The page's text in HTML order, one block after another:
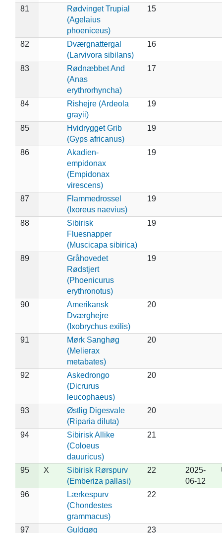
81
Rødvinget Trupial
(Agelaius
phoeniceus)
15
82
Dværgnattergal
(Larvivora sibilans)
16
83
Rødnæbbet And
(Anas
erythrorhyncha)
17
84
Rishejre (Ardeola
grayii)
19
85
Hvidrygget Grib
(Gyps africanus)
19
86
Akadien-
empidonax
(Empidonax
virescens)
19
87
Flammedrossel
(Ixoreus naevius)
19
88
Sibirisk
Fluesnapper
(Muscicapa sibirica)
19
89
Gråhovedet
Rødstjert
(Phoenicurus
erythronotus)
19
90
Amerikansk
Dværghejre
(Ixobrychus exilis)
20
91
Mørk Sanghøg
(Melierax
metabates)
20
92
Askedrongo
(Dicrurus
leucophaeus)
20
93
Østlig Digesvale
(Riparia diluta)
20
94
Sibirisk Allike
(Coloeus
dauuricus)
21
95 X
Sibirisk Rørspurv
(Emberiza pallasi)
22
2025-
06-12
96
Lærkespurv
(Chondestes
grammacus)
22
97 Guldgøg 23